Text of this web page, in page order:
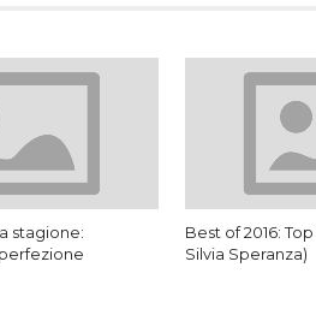
stagione:
Best of 2016:
Silvia Speranza)